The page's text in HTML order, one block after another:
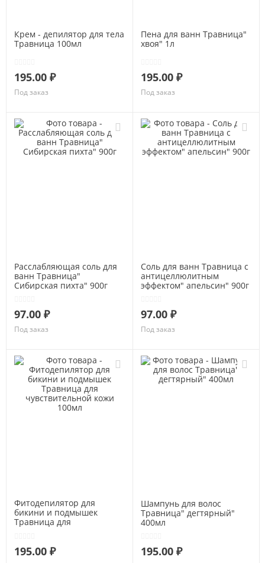
Крем - депилятор для тела
Травница 100мл
195.00 ₽
Под заказ
Пена для ванн Травница"
хвоя" 1л
195.00 ₽
Под заказ
Расслабляющая соль для
ванн Травница"
Сибирская пихта" 900г
97.00 ₽
Под заказ
Соль для ванн Травница с
антицеллюлитным
эффектом" апельсин" 900г
97.00 ₽
Под заказ
Фитодепилятор для
бикини и подмышек
Травница для
195.00 ₽
Шампунь для волос
Травница" дегтярный"
400мл
195.00 ₽